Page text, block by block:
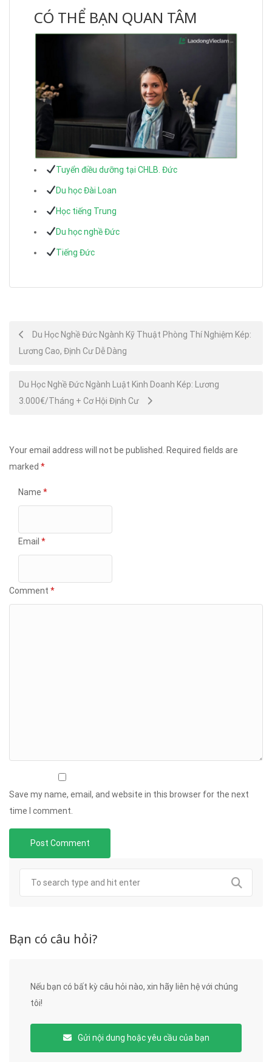
CÓ THỂ BẠN QUAN TÂM
Tuyển điều dưỡng tại CHLB. Đức
Du học Đài Loan
Học tiếng Trung
Du học nghề Đức
Tiếng Đức
Post
navigation
Du Học Nghề Đức Ngành Kỹ Thuật Phòng Thí Nghiệm Kép:
Lương Cao, Định Cư Dễ Dàng
Du Học Nghề Đức Ngành Luật Kinh Doanh Kép: Lương
3.000€/Tháng + Cơ Hội Định Cư
Your email address will not be published. Required fields are
marked *
Name *
Email *
Comment *
Save my name, email, and website in this browser for the next
time I comment.
Bạn có câu hỏi?
Nếu bạn có bất kỳ câu hỏi nào, xin hãy liên hệ với chúng
tôi!
Gửi nội dung hoặc yêu cầu của bạn